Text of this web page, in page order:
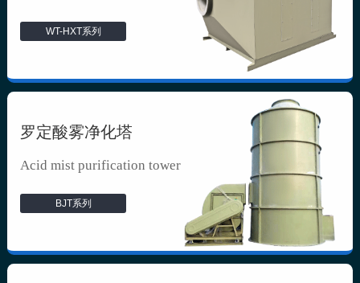
WT-HXT系列
罗定酸雾净化塔
Acid mist purification tower
BJT系列